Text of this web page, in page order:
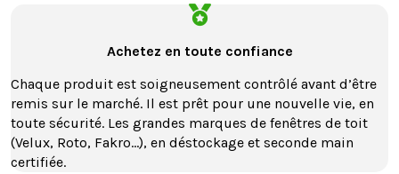
Achetez en toute confiance
Chaque produit est soigneusement contrôlé avant d’être
remis sur le marché. Il est prêt pour une nouvelle vie, en
toute sécurité. Les grandes marques de fenêtres de toit
(Velux, Roto, Fakro…), en déstockage et seconde main
certifiée.